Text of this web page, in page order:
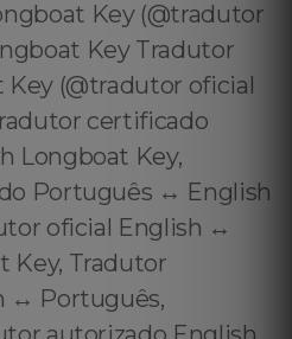
Key (@tradutor
Key Tradutor
(@tradutor oficial
certificado
Longboat Key,
Português ↔️ English
oficial English ↔️
Key, Tradutor
↔️ Português,